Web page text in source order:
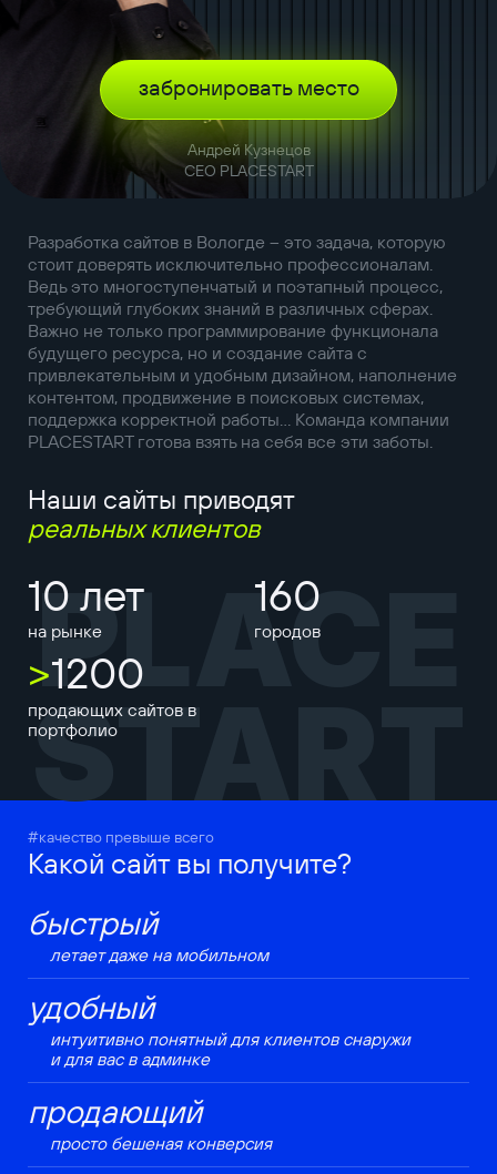
Андрей Кузнецов
CEO PLACESTART
забронировать место
Разработка сайтов в Вологде – это задача, которую
стоит доверять исключительно профессионалам.
Ведь это многоступенчатый и поэтапный процесс,
требующий глубоких знаний в различных сферах.
Важно не только программирование функционала
будущего ресурса, но и создание сайта с
привлекательным и удобным дизайном, наполнение
контентом, продвижение в поисковых системах,
поддержка корректной работы… Команда компании
PLACESTART готова взять на себя все эти заботы.
Наши сайты приводят
реальных клиентов
10 лет
на рынке
160
городов
>1200
продающих сайтов в
портфолио
PLACE
START
#качество превыше всего
Какой сайт вы получите?
быстрый
летает даже на мобильном
удобный
интуитивно понятный для клиентов снаружи
и для вас в админке
продающий
просто бешеная конверсия